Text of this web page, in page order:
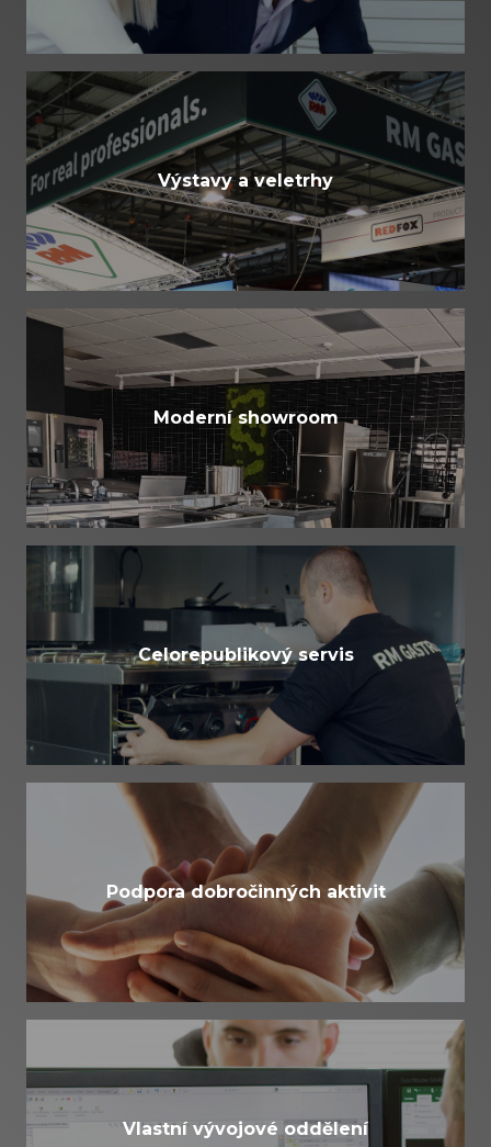
Výstavy a veletrhy
Moderní showroom
Celorepublikový servis
Podpora dobročinných aktivit
Vlastní vývojové oddělení